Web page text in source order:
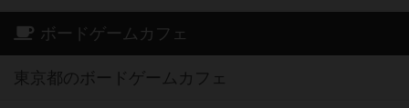
ボードゲームカフェ
東京都のボードゲームカフェ